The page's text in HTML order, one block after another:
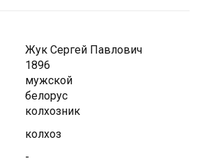
Жук Сергей Павлович
1896
мужской
белорус
колхозник
колхоз
-